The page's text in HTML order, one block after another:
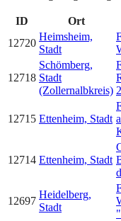
ID Ort
12720
Heimsheim,
Stadt
12718
Schömberg,
Stadt
(Zollernalbkreis)
12715 Ettenheim, Stadt
12714 Ettenheim, Stadt
12697
Heidelberg,
Stadt